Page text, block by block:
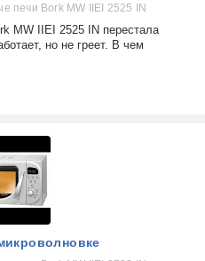
печи Bork MW IIEI 2525 IN
MW IIEI 2525 IN перестала
но не греет. В чем